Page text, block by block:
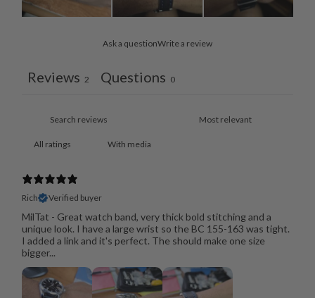
Ask a questionWrite a review
Reviews 2 Questions 0
With media
Rich Verified buyer
MilTat - Great watch band, very thick bold stitching and a
unique look. I have a large wrist so the BC 155-163 was tight.
I added a link and it's perfect. The should make one size
bigger...